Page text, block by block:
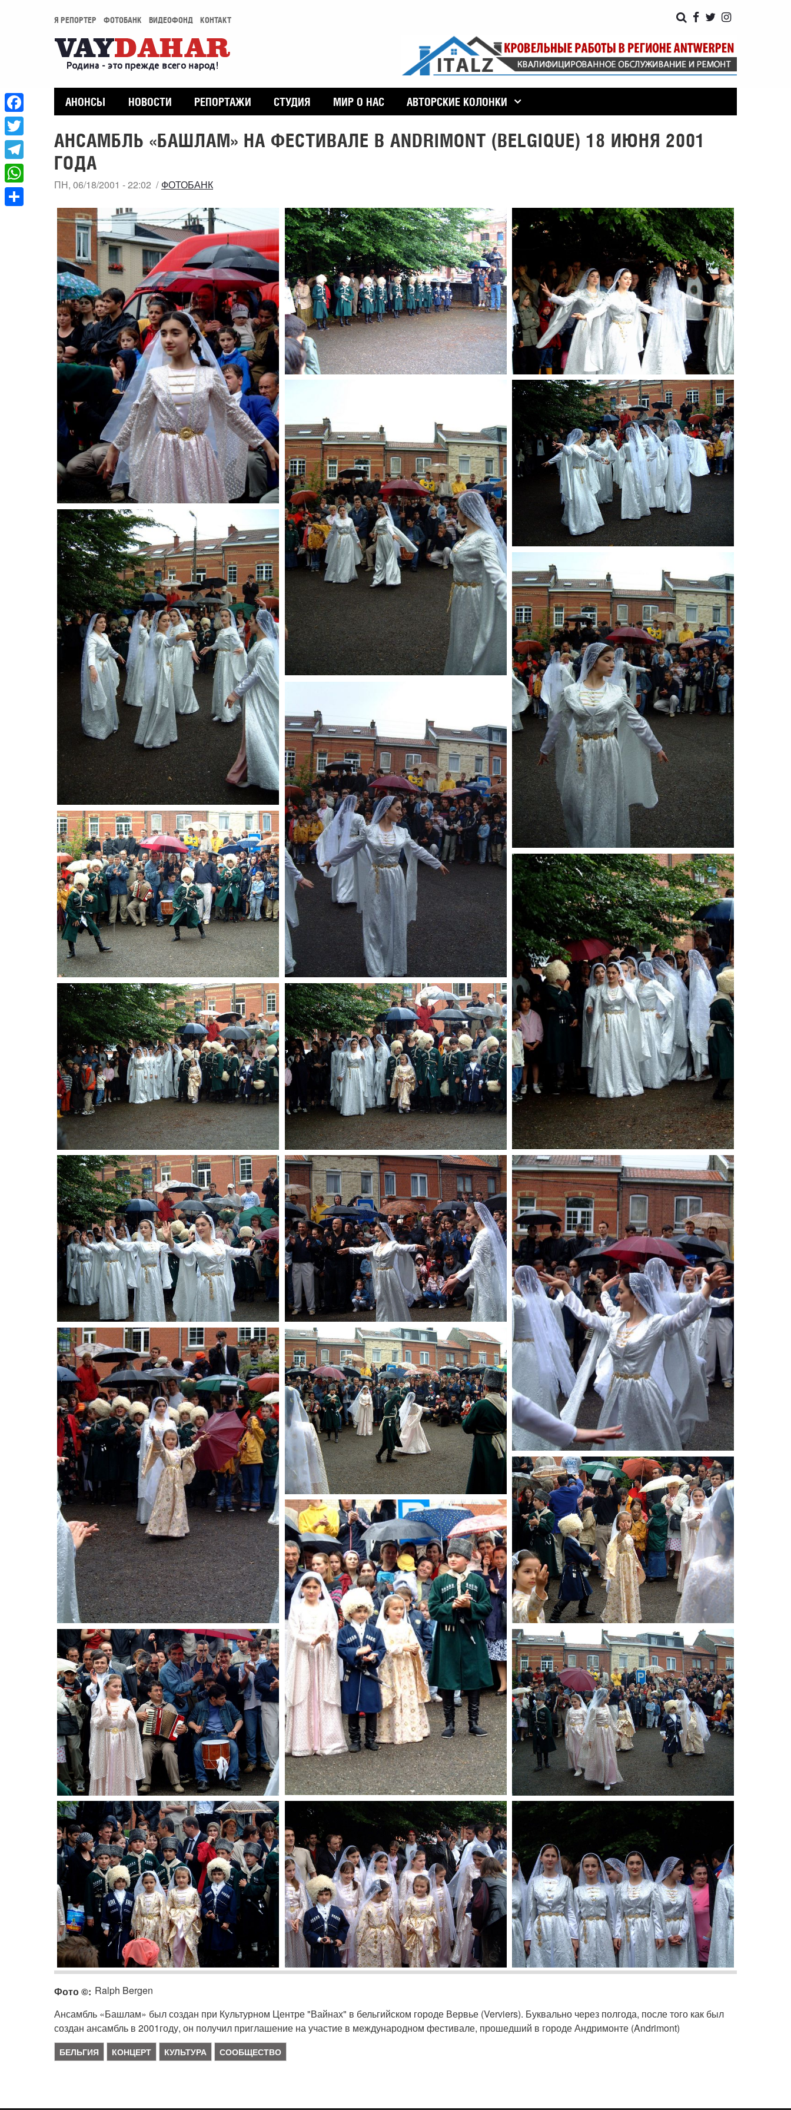
Я РЕПОРТЕР ФОТОБАНК ВИДЕОФОНД КОНТАКТ
АНОНСЫ НОВОСТИ РЕПОРТАЖИ СТУДИЯ МИР О НАС АВТОРСКИЕ КОЛОНКИ
АНСАМБЛЬ «БАШЛАМ» НА ФЕСТИВАЛЕ В ANDRIMONT (BELGIQUE) 18 ИЮНЯ 2001
ГОДА
ПН, 06/18/2001 - 22:02 ФОТОБАНК
Фото © Ralph Bergen
Ансамбль «Башлам» был создан при Культурном Центре "Вайнах" в бельгийском городе Вервье (Verviers). Буквально через полгода, после того как был
создан ансамбль в 2001году, он получил приглашение на участие в международном фестивале, прошедший в городе Андримонте (Andrimont)
БЕЛЬГИЯ КОНЦЕРТ КУЛЬТУРА СООБЩЕСТВО
Facebook
Twitter
Telegram
WhatsApp